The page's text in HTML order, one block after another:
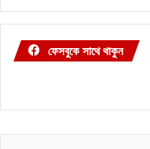
ফেসবুকে সাথে থাকুন